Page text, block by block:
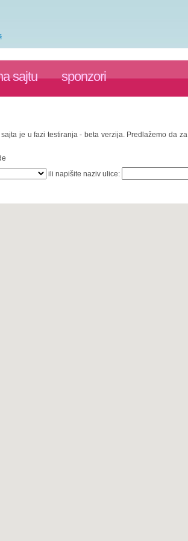
sajtu sponzori
je u fazi testiranja - beta verzija. Predlažemo da
ili napišite naziv ulice: